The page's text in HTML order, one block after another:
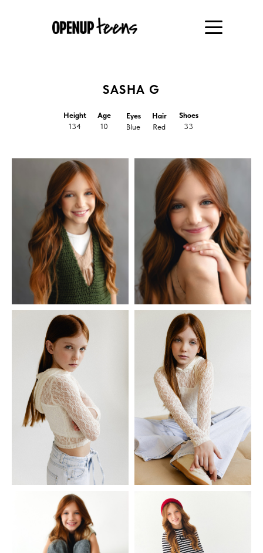
Height
134
Hair
Red
Eyes
Blue
Shoes
33
Age
10
SASHA G